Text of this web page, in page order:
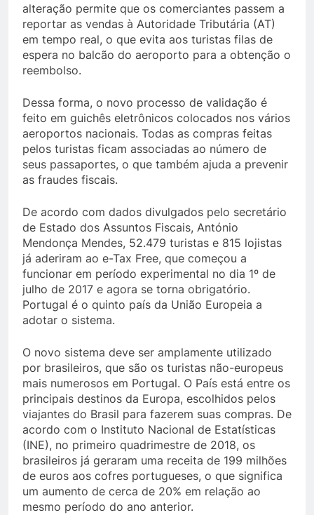
alteração permite que os comerciantes passem a
reportar as vendas à Autoridade Tributária (AT)
em tempo real, o que evita aos turistas filas de
espera no balcão do aeroporto para a obtenção o
reembolso.
Dessa forma, o novo processo de validação é
feito em guichês eletrônicos colocados nos vários
aeroportos nacionais. Todas as compras feitas
pelos turistas ficam associadas ao número de
seus passaportes, o que também ajuda a prevenir
as fraudes fiscais.
De acordo com dados divulgados pelo secretário
de Estado dos Assuntos Fiscais, António
Mendonça Mendes, 52.479 turistas e 815 lojistas
já aderiram ao e-Tax Free, que começou a
funcionar em período experimental no dia 1º de
julho de 2017 e agora se torna obrigatório.
Portugal é o quinto país da União Europeia a
adotar o sistema.
O novo sistema deve ser amplamente utilizado
por brasileiros, que são os turistas não-europeus
mais numerosos em Portugal. O País está entre os
principais destinos da Europa, escolhidos pelos
viajantes do Brasil para fazerem suas compras. De
acordo com o Instituto Nacional de Estatísticas
(INE), no primeiro quadrimestre de 2018, os
brasileiros já geraram uma receita de 199 milhões
de euros aos cofres portugueses, o que significa
um aumento de cerca de 20% em relação ao
mesmo período do ano anterior.